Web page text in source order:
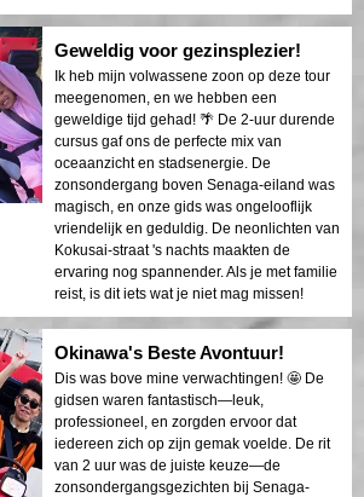
Geweldig voor gezinsplezier!
Ik heb mijn volwassene zoon op deze tour
meegenomen, en we hebben een
geweldige tijd gehad! 🌴 De 2-uur durende
cursus gaf ons de perfecte mix van
oceaanzicht en stadsenergie. De
zonsondergang boven Senaga-eiland was
magisch, en onze gids was ongelooflijk
vriendelijk en geduldig. De neonlichten van
Kokusai-straat 's nachts maakten de
ervaring nog spannender. Als je met familie
reist, is dit iets wat je niet mag missen!
Okinawa's Beste Avontuur!
Dis was bove mine verwachtingen! 🤩 De
gidsen waren fantastisch—leuk,
professioneel, en zorgden ervoor dat
iedereen zich op zijn gemak voelde. De rit
van 2 uur was de juiste keuze—de
zonsondergangsgezichten bij Senaga-